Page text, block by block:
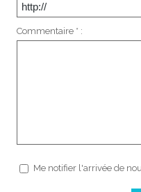
Commentaire * :
Me notifier l'arrivée de